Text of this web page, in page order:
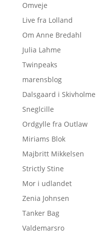
Omveje
Live fra Lolland
Om Anne Bredahl
Julia Lahme
Twinpeaks
marensblog
Dalsgaard i Skivholme
Sneglcille
Ordgylle fra Outlaw
Miriams Blok
Majbritt Mikkelsen
Strictly Stine
Mor i udlandet
Zenia Johnsen
Tanker Bag
Valdemarsro